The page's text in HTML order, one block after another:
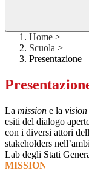
Home >
Scuola >
Presentazione
La mission e la vision
esiti del dialogo
con i diversi attori
stakeholders
Lab degli Stati
MISSION